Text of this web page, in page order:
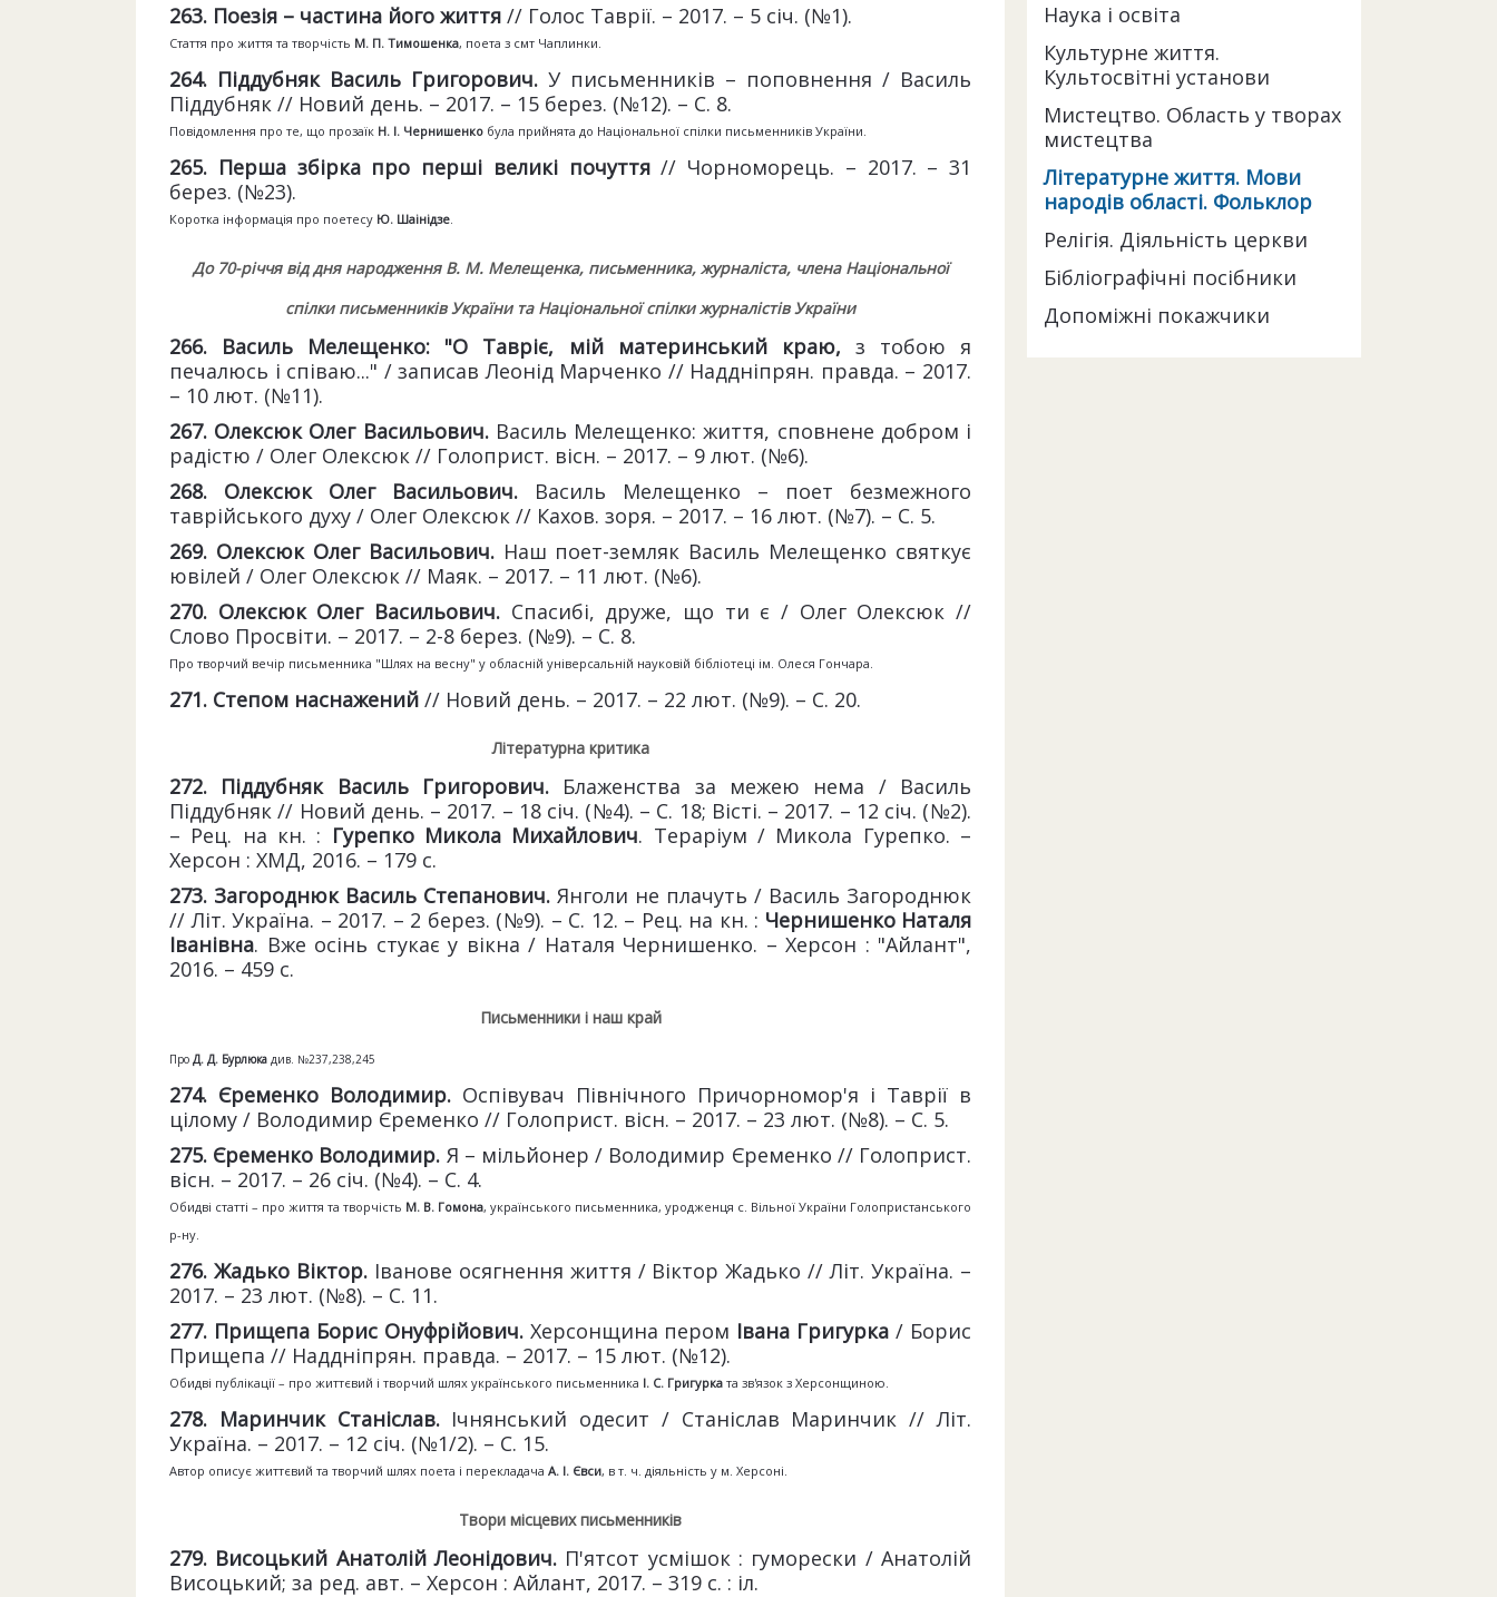
263. Поезія – частина його життя // Голос Таврії. – 2017. – 5 січ. (№1).
Стаття про життя та творчість М. П. Тимошенка, поета з смт Чаплинки.
264. Піддубняк Василь Григорович. У письменників – поповнення / Василь
Піддубняк // Новий день. – 2017. – 15 берез. (№12). – С. 8.
Повідомлення про те, що прозаїк Н. І. Чернишенко була прийнята до Національної спілки письменників України.
265. Перша збірка про перші великі почуття// Чорноморець. – 2017. – 31
берез. (№23).
Коротка інформація про поетесу Ю. Шаінідзе.
До 70-річчя від дня народження В. М. Мелещенка, письменника, журналіста, члена Національної
спілки письменників України та Національної спілки журналістів України
266. Василь Мелещенко: "О Тавріє, мій материнський краю, з тобою я
печалюсь і співаю..." / записав Леонід Марченко // Наддніпрян. правда. – 2017.
– 10 лют. (№11).
267. Олексюк Олег Васильович. Василь Мелещенко: життя, сповнене добром і
радістю / Олег Олексюк // Голоприст. вісн. – 2017. – 9 лют. (№6).
268. Олексюк Олег Васильович. Василь Мелещенко – поет безмежного
таврійського духу / Олег Олексюк // Кахов. зоря. – 2017. – 16 лют. (№7). – С. 5.
269. Олексюк Олег Васильович.Наш поет-земляк Василь Мелещенко святкує
ювілей / Олег Олексюк // Маяк. – 2017. – 11 лют. (№6).
270. Олексюк Олег Васильович. Спасибі, друже, що ти є / Олег Олексюк //
Слово Просвіти. – 2017. – 2-8 берез. (№9). – С. 8.
Про творчий вечір письменника "Шлях на весну" у обласній універсальній науковій бібліотеці ім. Олеся Гончара.
271. Степом наснажений // Новий день. – 2017. – 22 лют. (№9). – С. 20.
Літературна критика
272. Піддубняк Василь Григорович. Блаженства за межею нема / Василь
Піддубняк // Новий день. – 2017. – 18 січ. (№4). – С. 18; Вісті. – 2017. – 12 січ. (№2).
– Рец. на кн. : Гурепко Микола Михайлович. Тераріум / Микола Гурепко. –
Херсон : ХМД, 2016. – 179 с.
273. Загороднюк Василь Степанович. Янголи не плачуть / Василь Загороднюк
// Літ. Україна. – 2017. – 2 берез. (№9). – С. 12. – Рец. на кн. : Чернишенко Наталя
Іванівна. Вже осінь стукає у вікна / Наталя Чернишенко. – Херсон : "Айлант",
2016. – 459 с.
Письменники і наш край
Про Д. Д. Бурлюка див. №237,238,245
274. Єременко Володимир. Оспівувач Північного Причорномор'я і Таврії в
цілому / Володимир Єременко // Голоприст. вісн. – 2017. – 23 лют. (№8). – С. 5.
275. Єременко Володимир. Я – мільйонер / Володимир Єременко // Голоприст.
вісн. – 2017. – 26 січ. (№4). – С. 4.
Обидві статті – про життя та творчість М. В. Гомона, українського письменника, уродженця с. Вільної України Голопристанського
р-ну.
276. Жадько Віктор. Іванове осягнення життя / Віктор Жадько // Літ. Україна. –
2017. – 23 лют. (№8). – С. 11.
277. Прищепа Борис Онуфрійович. Херсонщина пером Івана Григурка / Борис
Прищепа // Наддніпрян. правда. – 2017. – 15 лют. (№12).
Обидві публікації – про життєвий і творчий шлях українського письменника І. С. Григурка та зв'язок з Херсонщиною.
278. Маринчик Станіслав. Ічнянський одесит / Станіслав Маринчик // Літ.
Україна. – 2017. – 12 січ. (№1/2). – С. 15.
Автор описує життєвий та творчий шлях поета і перекладача А. І. Євси, в т. ч. діяльність у м. Херсоні.
Твори місцевих письменників
279. Висоцький Анатолій Леонідович. П'ятсот усмішок : гуморески / Анатолій
Висоцький; за ред. авт. – Херсон : Айлант, 2017. – 319 с. : іл.
Наука і освіта
Культурне життя.
Культосвітні установи
Мистецтво. Область у творах
мистецтва
Літературне життя. Мови
народів області. Фольклор
Релігія. Діяльність церкви
Бібліографічні посібники
Допоміжні покажчики